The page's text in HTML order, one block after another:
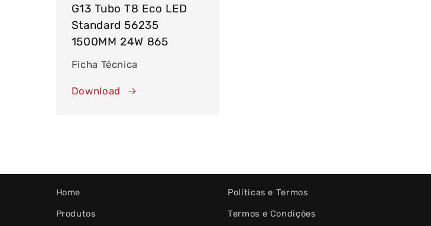
G13 Tubo T8 Eco LED
Standard 56235
1500MM 24W 865
Ficha Técnica
Download
Home
Produtos
Políticas e Termos
Termos e Condições